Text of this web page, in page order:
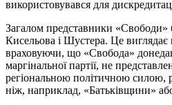
використовувався для
Загалом представники «Свободи»
Кисельова і Шустера. Це виглядає
враховуючи, що «Свобода»
маргінальної партії, не
регіональною політичною силою,
ніж, наприклад, «Батьківщини»